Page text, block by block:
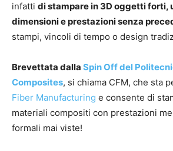
infatti di stampare in 3D oggetti forti,
dimensioni e prestazioni senza
stampi, vincoli di tempo o design
Brevettata dalla Spin Off del
Composites, si chiama CFM, che sta
Fiber Manufacturing e consente di
materiali compositi con prestazioni
formali mai viste!